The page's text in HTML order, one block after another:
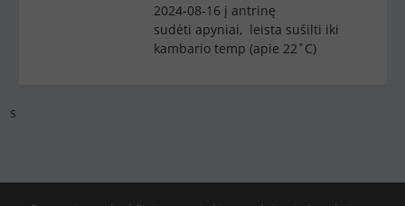
2024-08-16 į antrinę
sudėti apyniai, leista sušilti iki
kambario temp (apie 22˚C)
s